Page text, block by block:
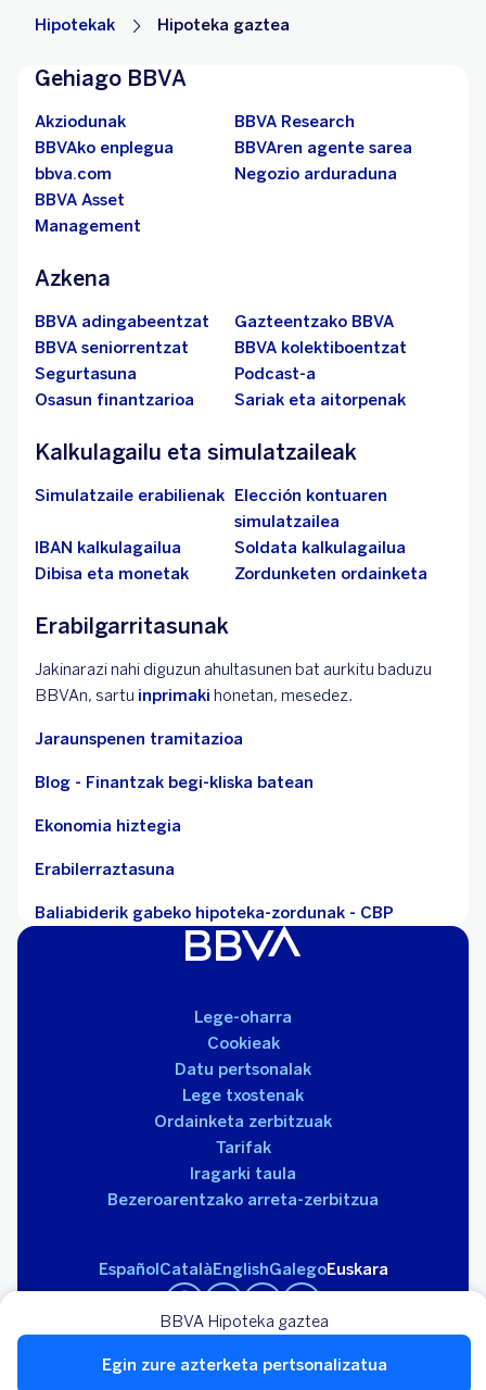
BBVA Hipoteka gaztea
Egin zure azterketa pertsonalizatua
Hipotekak Hipoteka gaztea
Gehiago BBVA
Akziodunak
BBVA Research
BBVAko enplegua
BBVAren agente sarea
bbva.com
Negozio arduraduna
BBVA Asset
Management
Azkena
BBVA adingabeentzat
Gazteentzako BBVA
BBVA seniorrentzat
BBVA kolektiboentzat
Segurtasuna
Podcast-a
Osasun finantzarioa
Sariak eta aitorpenak
Kalkulagailu eta simulatzaileak
Simulatzaile erabilienak Elección kontuaren
simulatzailea
IBAN kalkulagailua
Soldata kalkulagailua
Dibisa eta monetak
Zordunketen ordainketa
Erabilgarritasunak
Jakinarazi nahi diguzun ahultasunen bat aurkitu baduzu
BBVAn, sartu inprimaki honetan, mesedez.
Jaraunspenen tramitazioa
Blog - Finantzak begi-kliska batean
Ekonomia hiztegia
Erabilerraztasuna
Baliabiderik gabeko hipoteka-zordunak - CBP
Lege-oharra
Cookieak
Datu pertsonalak
Lege txostenak
Ordainketa zerbitzuak
Tarifak
Iragarki taula
Bezeroarentzako arreta-zerbitzua
EspañolCatalàEnglishGalegoEuskara
Banco Bilbao Vizcaya Argentaria S.A. 2026